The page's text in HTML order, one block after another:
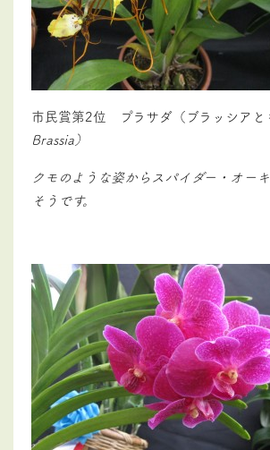
市民賞第2位 プラサダ（ブラッシア
Brassia）
クモのような姿からスパイダー・オー
そうです。